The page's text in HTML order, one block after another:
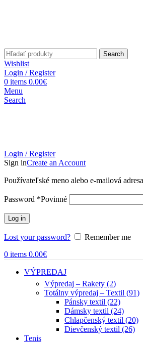
Search
Wishlist
Login / Register
0 items 0.00€
Menu
Search
Login / Register
Sign inCreate an Account
Používateľské meno alebo e-mailová adresa
Password *Povinné
Log in
Lost your password?
Remember me
0 items 0.00€
VÝPREDAJ
Výpredaj – Rakety (2)
Totálny výpredaj – Textil (91)
Pánsky textil (22)
Dámsky textil (24)
Chlapčenský textil (20)
Dievčenský textil (26)
Tenis